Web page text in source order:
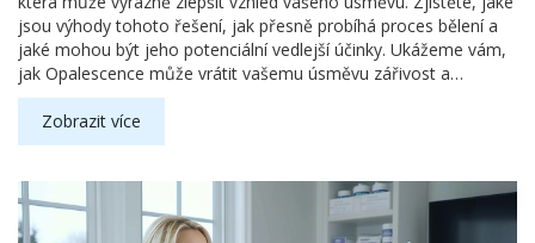
jsou výhody tohoto řešení, jak přesně probíhá proces bělení a
jaké mohou být jeho potenciální vedlejší účinky. Ukážeme vám,
jak Opalescence může vrátit vašemu úsměvu zářivost a
zdůrazníme, proč je důležité nechat si tento postup provést
odborníkem.
Zobrazit více